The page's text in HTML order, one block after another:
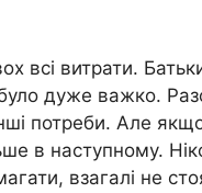
всі витрати.
було дуже важко.
потреби. Але
в наступному.
взагалі не